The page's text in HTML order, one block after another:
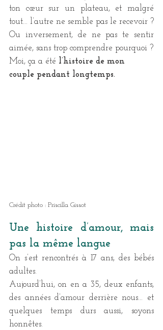
ton cœur sur un plateau, et malgré
tout… l’autre ne semble pas le recevoir ?
Ou inversement, de ne pas te sentir
aimée, sans trop comprendre pourquoi ?
Moi, ça a été l’histoire de mon
couple pendant longtemps.
Crédit photo : Priscilla Gissot
Une histoire d’amour, mais
pas la même langue
On s’est rencontrés à 17 ans, des bébés
adultes.
Aujourd’hui, on en a 35, deux enfants,
des années d’amour derrière nous… et
quelques temps durs aussi, soyons
honnêtes.